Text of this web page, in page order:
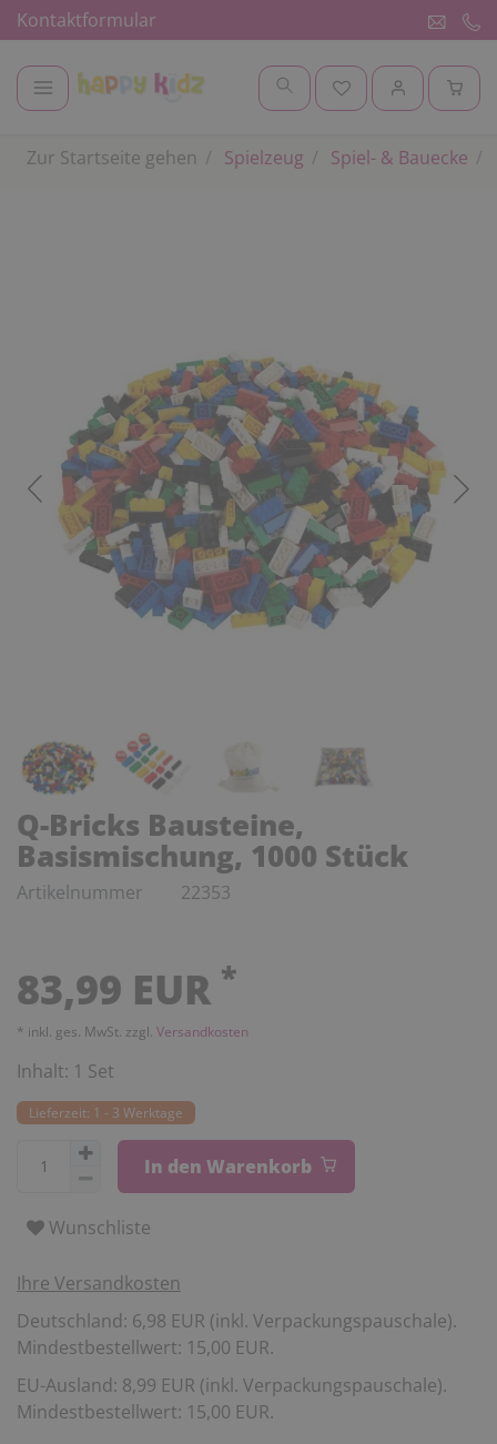
Kontaktformular
Zur Startseite gehen Spielzeug Spiel- & Bauecke
Q-Bricks Bausteine,
Basismischung, 1000 Stück
Artikelnummer 22353
83,99 EUR *
* inkl. ges. MwSt. zzgl. Versandkosten
Inhalt: 1 Set
Lieferzeit: 1 - 3 Werktage
In den Warenkorb
Wunschliste
Ihre Versandkosten
Deutschland: 6,98 EUR (inkl. Verpackungspauschale).
Mindestbestellwert: 15,00 EUR.
EU-Ausland: 8,99 EUR (inkl. Verpackungspauschale).
Mindestbestellwert: 15,00 EUR.